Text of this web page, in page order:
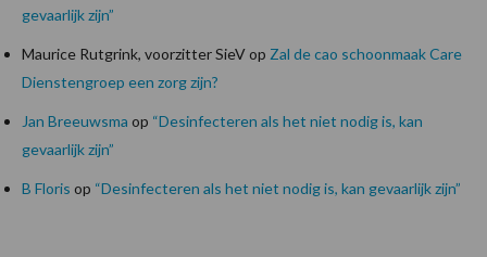
gevaarlijk zijn”
Maurice Rutgrink, voorzitter SieVop Zal de cao schoonmaak Care
Dienstengroep een zorg zijn?
Jan Breeuwsma op “Desinfecteren als het niet nodig is, kan
gevaarlijk zijn”
B Floris op “Desinfecteren als het niet nodig is, kan gevaarlijk zijn”